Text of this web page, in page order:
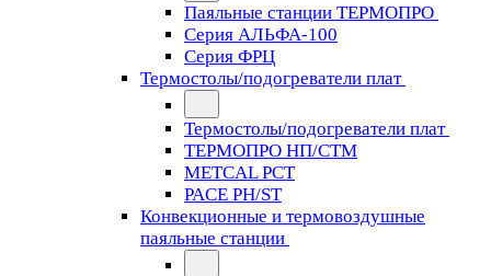
Паяльные станции ТЕРМОПРО
Серия АЛЬФА-100
Серия ФРЦ
Термостолы/подогреватели плат
Термостолы/подогреватели плат
ТЕРМОПРО НП/СТМ
METCAL PCT
PACE PH/ST
Конвекционные и термовоздушные
паяльные станции